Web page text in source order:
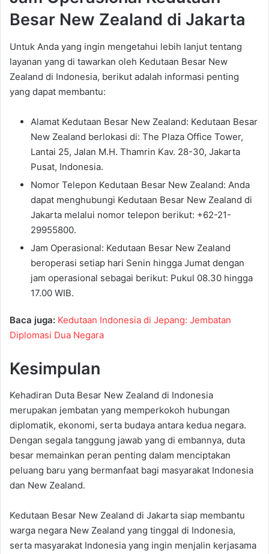
Besar New Zealand di Jakarta
Untuk Anda yang ingin mengetahui lebih lanjut tentang
layanan yang di tawarkan oleh Kedutaan Besar New
Zealand di Indonesia, berikut adalah informasi penting
yang dapat membantu:
Alamat Kedutaan Besar New Zealand: Kedutaan Besar
New Zealand berlokasi di: The Plaza Office Tower,
Lantai 25, Jalan M.H. Thamrin Kav. 28-30, Jakarta
Pusat, Indonesia.
Nomor Telepon Kedutaan Besar New Zealand: Anda
dapat menghubungi Kedutaan Besar New Zealand di
Jakarta melalui nomor telepon berikut: +62-21-
29955800.
Jam Operasional: Kedutaan Besar New Zealand
beroperasi setiap hari Senin hingga Jumat dengan
jam operasional sebagai berikut: Pukul 08.30 hingga
17.00 WIB.
Baca juga: Kedutaan Indonesia di Jepang: Jembatan
Diplomasi Dua Negara
Kesimpulan
Kehadiran Duta Besar New Zealand di Indonesia
merupakan jembatan yang memperkokoh hubungan
diplomatik, ekonomi, serta budaya antara kedua negara.
Dengan segala tanggung jawab yang di embannya, duta
besar memainkan peran penting dalam menciptakan
peluang baru yang bermanfaat bagi masyarakat Indonesia
dan New Zealand.
Kedutaan Besar New Zealand di Jakarta siap membantu
warga negara New Zealand yang tinggal di Indonesia,
serta masyarakat Indonesia yang ingin menjalin kerjasama